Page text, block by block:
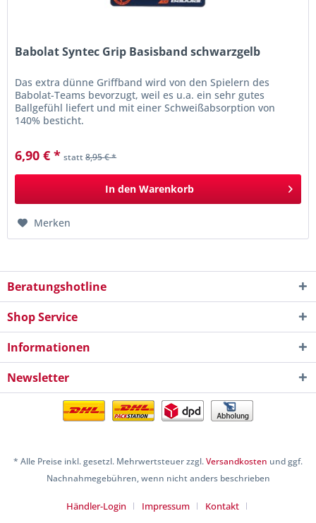
Babolat Syntec Grip Basisband schwarzgelb
Das extra dünne Griffband wird von den Spielern des
Babolat-Teams bevorzugt, weil es u.a. ein sehr gutes
Ballgefühl liefert und mit einer Schweißabsorption von
140% besticht.
6,90 € * statt8,95 € *
In den Warenkorb
Merken
Beratungshotline
Shop Service
Informationen
Newsletter
* Alle Preise inkl. gesetzl. Mehrwertsteuer zzgl.Versandkosten und ggf.
Nachnahmegebühren, wenn nicht anders beschrieben
Händler-Login Impressum Kontakt